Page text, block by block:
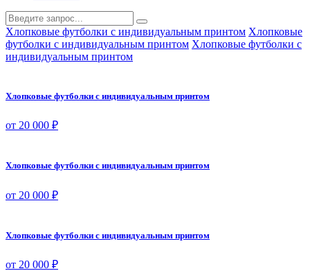
Хлопковые футболки с индивидуальным принтом Хлопковые
футболки с индивидуальным принтом Хлопковые футболки с
индивидуальным принтом
Хлопковые футболки с индивидуальным принтом
от 20 000 ₽
Хлопковые футболки с индивидуальным принтом
от 20 000 ₽
Хлопковые футболки с индивидуальным принтом
от 20 000 ₽